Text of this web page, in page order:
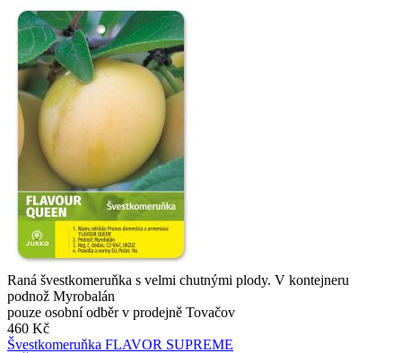
Raná švestkomeruňka s velmi chutnými plody. V kontejneru
podnož Myrobalán
pouze osobní odběr v prodejně Tovačov
460 Kč
Švestkomeruňka FLAVOR SUPREME